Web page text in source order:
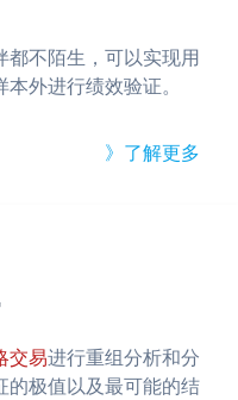
都不陌生，可以实现用
本外进行绩效验证。
》了解更多
交易进行重组分析和分
的极值以及最可能的结